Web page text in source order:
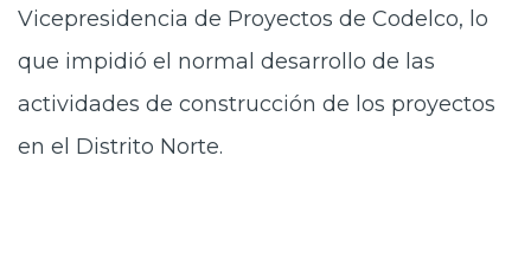
Vicepresidencia de Proyectos de Codelco, lo
que impidió el normal desarrollo de las
actividades de construcción de los proyectos
en el Distrito Norte.